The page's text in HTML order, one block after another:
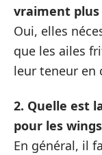
vraiment plus
Oui, elles
que les ailes
leur teneur en
2. Quelle est
pour les
En général, il